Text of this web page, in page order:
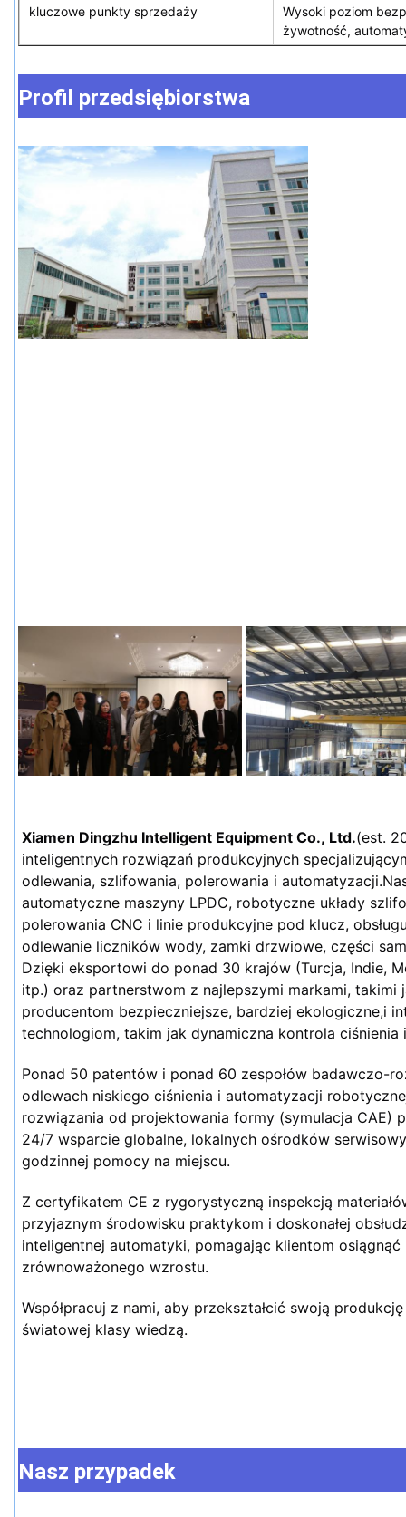
kluczowe punkty sprzedaży
Wysoki poziom
żywotność,
Profil przedsiębiorstwa
Xiamen Dingzhu Intelligent Equipment Co., Ltd.(est.
inteligentnych rozwiązań produkcyjnych
odlewania, szlifowania, polerowania i
automatyczne maszyny LPDC, robotyczne układy
polerowania CNC i linie produkcyjne pod klucz,
odlewanie liczników wody, zamki drzwiowe, części
Dzięki eksportowi do ponad 30 krajów (Turcja, Indie,
itp.) oraz partnerstwom z najlepszymi markami, takimi
producentom bezpieczniejsze, bardziej ekologiczne,i
technologiom, takim jak dynamiczna kontrola
Ponad 50 patentów i ponad 60 zespołów badawczo-
odlewach niskiego ciśnienia i automatyzacji
rozwiązania od projektowania formy (symulacja CAE)
24/7 wsparcie globalne, lokalnych ośrodków
godzinnej pomocy na miejscu.
Z certyfikatem CE z rygorystyczną inspekcją
przyjaznym środowisku praktykom i doskonałej
inteligentnej automatyki, pomagając klientom
zrównoważonego wzrostu.
Współpracuj z nami, aby przekształcić swoją
światowej klasy wiedzą.
Nasz przypadek